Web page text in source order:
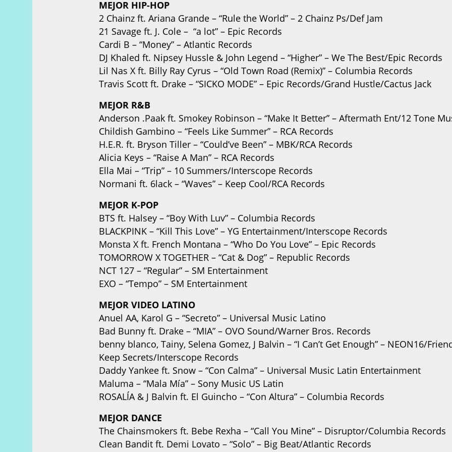
MEJOR HIP-HOP
2 Chainz ft. Ariana Grande – “Rule the World” – 2 Chainz Ps/Def Jam
21 Savage ft. J. Cole – “a lot” – Epic Records
Cardi B – “Money” – Atlantic Records
DJ Khaled ft. Nipsey Hussle & John Legend – “Higher” – We The Best/Epic Records
Lil Nas X ft. Billy Ray Cyrus – “Old Town Road (Remix)” – Columbia Records
Travis Scott ft. Drake – “SICKO MODE” – Epic Records/Grand Hustle/Cactus Jack
MEJOR R&B
Anderson .Paak ft. Smokey Robinson – “Make It Better” – Aftermath Ent/12 Tone
Childish Gambino – “Feels Like Summer” – RCA Records
H.E.R. ft. Bryson Tiller – “Could’ve Been” – MBK/RCA Records
Alicia Keys – “Raise A Man” – RCA Records
Ella Mai – “Trip” – 10 Summers/Interscope Records
Normani ft. 6lack – “Waves” – Keep Cool/RCA Records
MEJOR K-POP
BTS ft. Halsey – “Boy With Luv” – Columbia Records
BLACKPINK – “Kill This Love” – YG Entertainment/Interscope Records
Monsta X ft. French Montana – “Who Do You Love” – Epic Records
TOMORROW X TOGETHER – “Cat & Dog” – Republic Records
NCT 127 – “Regular” – SM Entertainment
EXO – “Tempo” – SM Entertainment
MEJOR VIDEO LATINO
Anuel AA, Karol G – “Secreto” – Universal Music Latino
Bad Bunny ft. Drake – “MIA” – OVO Sound/Warner Bros. Records
benny blanco, Tainy, Selena Gomez, J Balvin – “I Can’t Get Enough” – NEON16/
Keep Secrets/Interscope Records
Daddy Yankee ft. Snow – “Con Calma” – Universal Music Latin Entertainment
Maluma – “Mala Mía” – Sony Music US Latin
ROSALÍA & J Balvin ft. El Guincho – “Con Altura” – Columbia Records
MEJOR DANCE
The Chainsmokers ft. Bebe Rexha – “Call You Mine” – Disruptor/Columbia Records
Clean Bandit ft. Demi Lovato – “Solo” – Big Beat/Atlantic Records